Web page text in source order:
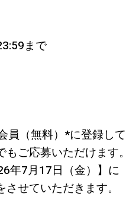
まで
員（無料）*に登録して
ご応募いただけます。
年7月17日（金）】に
せていただきます。